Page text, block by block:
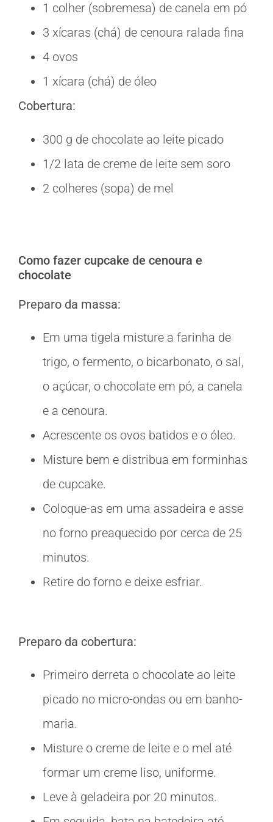
1 colher (sobremesa) de canela em pó
3 xícaras (chá) de cenoura ralada fina
4 ovos
1 xícara (chá) de óleo
Cobertura:
300 g de chocolate ao leite picado
1/2 lata de creme de leite sem soro
2 colheres (sopa) de mel
Como fazer cupcake de cenoura e
chocolate
Preparo da massa:
Em uma tigela misture a farinha de
trigo, o fermento, o bicarbonato, o sal,
o açúcar, o chocolate em pó, a canela
e a cenoura.
Acrescente os ovos batidos e o óleo.
Misture bem e distribua em forminhas
de cupcake.
Coloque-as em uma assadeira e asse
no forno preaquecido por cerca de 25
minutos.
Retire do forno e deixe esfriar.
Preparo da cobertura:
Primeiro derreta o chocolate ao leite
picado no micro-ondas ou em banho-
maria.
Misture o creme de leite e o mel até
formar um creme liso, uniforme.
Leve à geladeira por 20 minutos.